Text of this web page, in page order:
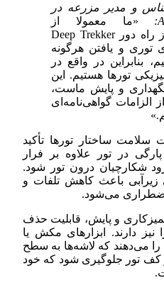
و مدیر مزرعه در
«ما معمولا از
زیردریایی‌های کنترل از راه دور Deep Trekker
و یافتن هرگونه
بنابراین در واقع در
تورها هستیم. این
و پایش ماست،
الزامات گواهی‌نامه‌ای
سلامت ساختار تورها تأکید
در تور علاوه بر فرار
شکارچیان درون تور شود.
زیرآبی باعث کاهش تلفات و
اضطراری می‌شود.
و پایش، قابلیت حذف
دارند. ابزارهای مکش یا
را می‌دهند که لاشه‌ها به سطح
کف تور جلوگیری شود که خود